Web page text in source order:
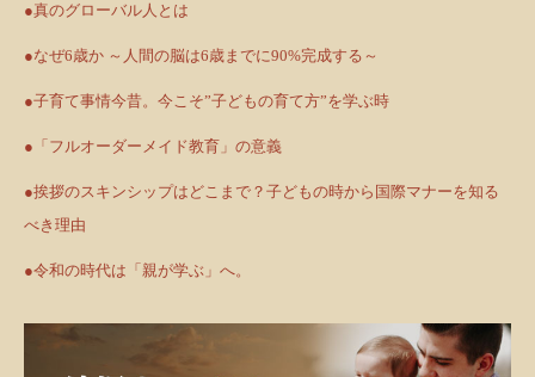
●真のグローバル人とは
●なぜ6歳か ～人間の脳は6歳までに90%完成する～
●子育て事情今昔。今こそ”子どもの育て方”を学ぶ時
●「フルオーダーメイド教育」の意義
●挨拶のスキンシップはどこまで？子どもの時から国際マナーを知る
べき理由
●令和の時代は「親が学ぶ」へ。